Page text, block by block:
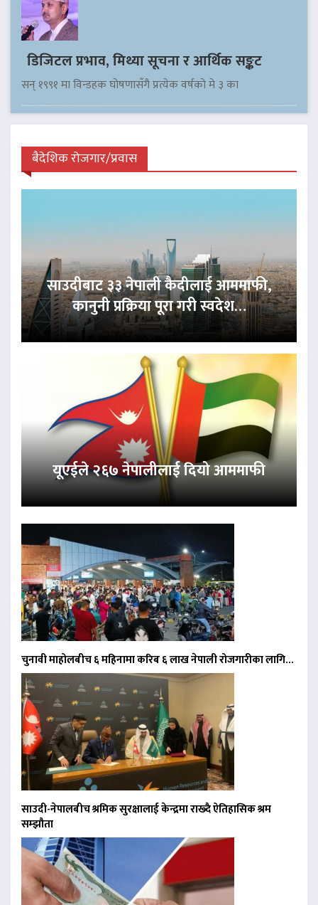
डिजिटल प्रभाव, मिथ्या सूचना र आर्थिक सङ्कट
सन् १९९१ मा विन्डहक घोषणासँगै प्रत्येक वर्षको मे ३ का
बैदेशिक रोजगार/प्रवास
साउदीबाट ३३ नेपाली कैदीलाई आममाफी,
कानुनी प्रक्रिया पूरा गरी स्वदेश…
यूएईले २६७ नेपालीलाई दियो आममाफी
चुनावी माहोलबीच ६ महिनामा करिब ६ लाख नेपाली रोजगारीका लागि…
साउदी-नेपालबीच श्रमिक सुरक्षालाई केन्द्रमा राख्दै ऐतिहासिक श्रम
सम्झौता